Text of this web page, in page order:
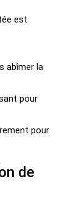
est
abîmer la
pour
pour
de